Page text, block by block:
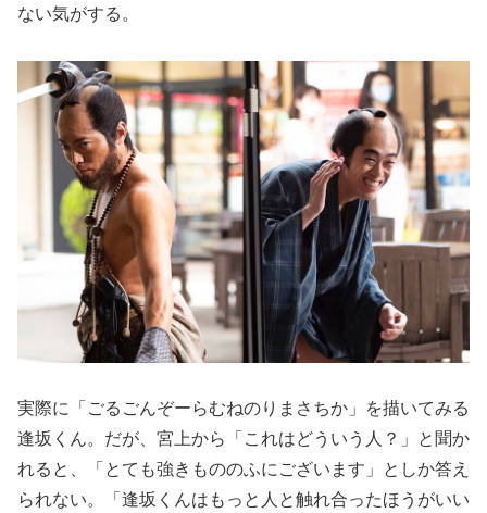
ない気がする。
実際に「ごるごんぞーらむねのりまさちか」を描いてみる
逢坂くん。だが、宮上から「これはどういう人？」と聞か
れると、「とても強きもののふにございます」としか答え
られない。「逢坂くんはもっと人と触れ合ったほうがいい